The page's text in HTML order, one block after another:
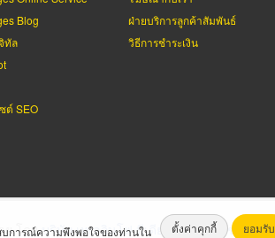
Blog
ทัล
ต์ SEO
ฝ่ายบริการลูกค้าสัมพันธ์
วิธีการชำระเงิน
ย โดยบริษัท เทเลอินโฟ มีเดีย จำกัด (มหาชน)
บการณ์ความพึงพอใจของท่านใน ตั้งค่าคุกกี้ ยอมรับ